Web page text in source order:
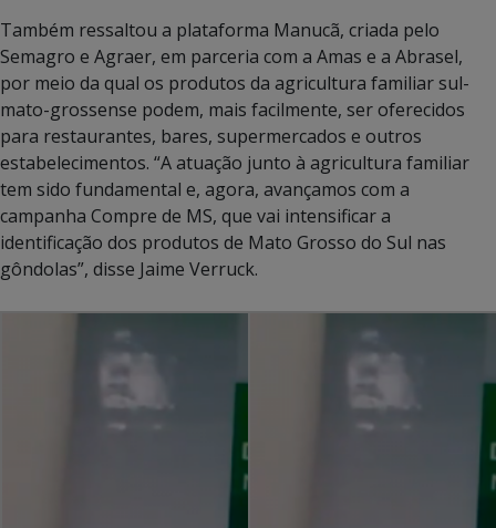
Também ressaltou a plataforma Manucã, criada pelo
Semagro e Agraer, em parceria com a Amas e a Abrasel,
por meio da qual os produtos da agricultura familiar sul-
mato-grossense podem, mais facilmente, ser oferecidos
para restaurantes, bares, supermercados e outros
estabelecimentos. “A atuação junto à agricultura familiar
tem sido fundamental e, agora, avançamos com a
campanha Compre de MS, que vai intensificar a
identificação dos produtos de Mato Grosso do Sul nas
gôndolas”, disse Jaime Verruck.